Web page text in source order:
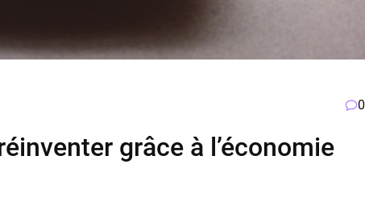
0
grâce à l’économie